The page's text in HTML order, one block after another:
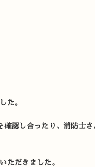
た。
認し合ったり、消防士
ただきました。